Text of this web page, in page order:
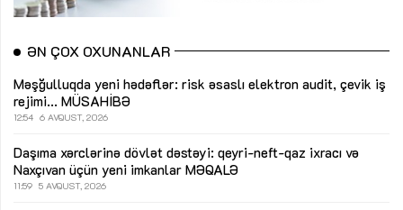
ƏN ÇOX OXUNANLAR
Məşğulluqda yeni hədəflər: risk əsaslı elektron audit, çevik iş
rejimi... MÜSAHİBƏ
12:54 6 AVQUST, 2026
Daşıma xərclərinə dövlət dəstəyi: qeyri-neft-qaz ixracı və
Naxçıvan üçün yeni imkanlar MƏQALƏ
11:59 5 AVQUST, 2026